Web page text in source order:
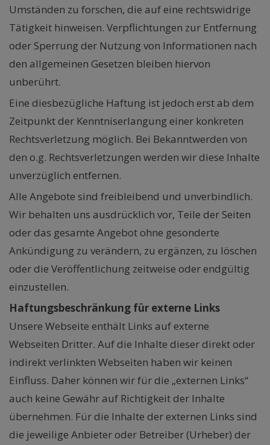
Umständen zu forschen, die auf eine rechtswidrige
Tätigkeit hinweisen. Verpflichtungen zur Entfernung
oder Sperrung der Nutzung von Informationen nach
den allgemeinen Gesetzen bleiben hiervon
unberührt.
Eine diesbezügliche Haftung ist jedoch erst ab dem
Zeitpunkt der Kenntniserlangung einer konkreten
Rechtsverletzung möglich. Bei Bekanntwerden von
den o.g. Rechtsverletzungen werden wir diese Inhalte
unverzüglich entfernen.
Alle Angebote sind freibleibend und unverbindlich.
Wir behalten uns ausdrücklich vor, Teile der Seiten
oder das gesamte Angebot ohne gesonderte
Ankündigung zu verändern, zu ergänzen, zu löschen
oder die Veröffentlichung zeitweise oder endgültig
einzustellen.
Haftungsbeschränkung für externe Links
Unsere Webseite enthält Links auf externe
Webseiten Dritter. Auf die Inhalte dieser direkt oder
indirekt verlinkten Webseiten haben wir keinen
Einfluss. Daher können wir für die „externen Links“
auch keine Gewähr auf Richtigkeit der Inhalte
übernehmen. Für die Inhalte der externen Links sind
die jeweilige Anbieter oder Betreiber (Urheber) der